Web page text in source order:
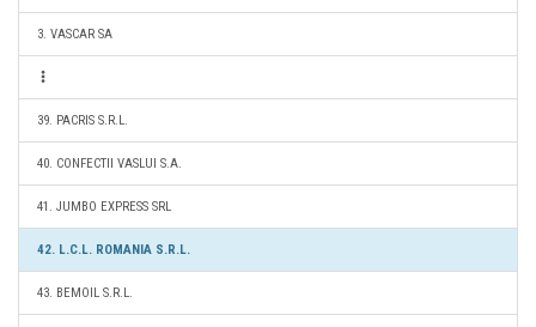
3. VASCAR SA
39. PACRIS S.R.L.
40. CONFECTII VASLUI S.A.
41. JUMBO EXPRESS SRL
42. L.C.L. ROMANIA S.R.L.
43. BEMOIL S.R.L.